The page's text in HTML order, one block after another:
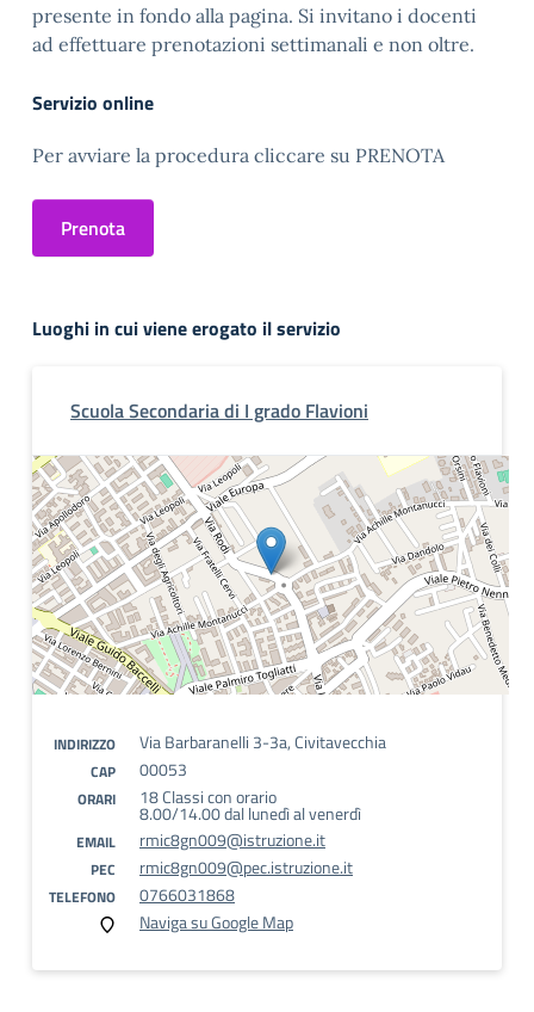
presente in fondo alla pagina. Si invitano i docenti
ad effettuare prenotazioni settimanali e non oltre.
Servizio online
Per avviare la procedura cliccare su PRENOTA
Prenota
Luoghi in cui viene erogato il servizio
Scuola Secondaria di I grado Flavioni
INDIRIZZO Via Barbaranelli 3-3a, Civitavecchia
CAP 00053
ORARI 18 Classi con orario
8.00/14.00 dal lunedì al venerdì
EMAIL rmic8gn009@istruzione.it
PEC rmic8gn009@pec.istruzione.it
TELEFONO
0766031868
Naviga su Google Map